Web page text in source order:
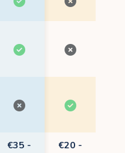
€35 -
€20 -